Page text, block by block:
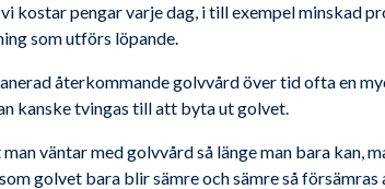
kostar pengar varje dag, i till exempel minskad
som utförs löpande.
återkommande golvvård över tid ofta en
kanske tvingas till att byta ut golvet.
väntar med golvvård så länge man bara kan,
golvet bara blir sämre och sämre så